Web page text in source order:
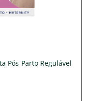
Pós-Parto Regulável